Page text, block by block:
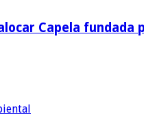
Capela fundada